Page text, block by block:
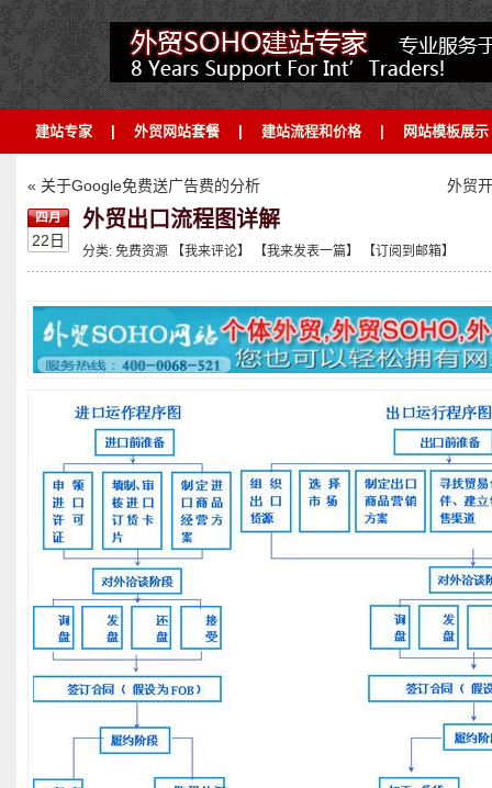
建站专家 外贸网站套餐 建站流程和价格 网站模板展示
« 关于Google免费送广告费的分析 外贸
四月
22日
外贸出口流程图详解
分类: 免费资源 【我来评论】 【我来发表一篇】 【订阅到邮箱】